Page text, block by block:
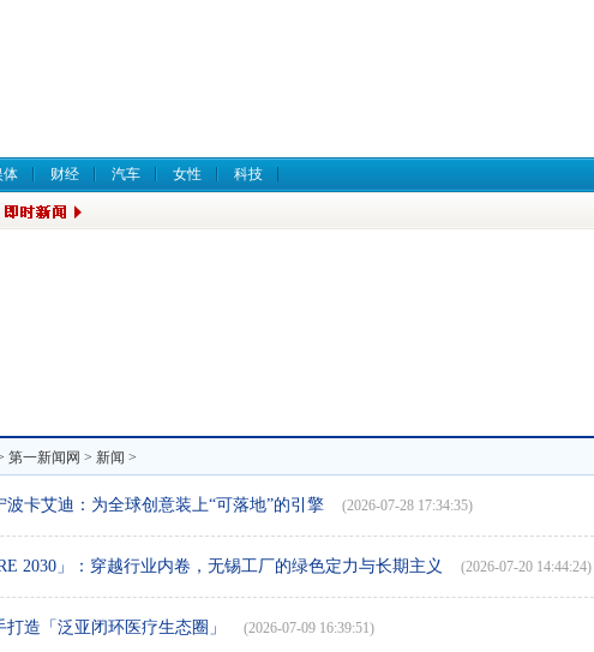
体 财经 汽车 女性 科技
第一新闻网 > 新闻 >
波卡艾迪：为全球创意装上“可落地”的引擎 (2026-07-28 17:34:35)
2030」：穿越行业内卷，无锡工厂的绿色定力与长期主义 (2026-07-20 14:44:24)
造「泛亚闭环医疗生态圈」 (2026-07-09 16:39:51)